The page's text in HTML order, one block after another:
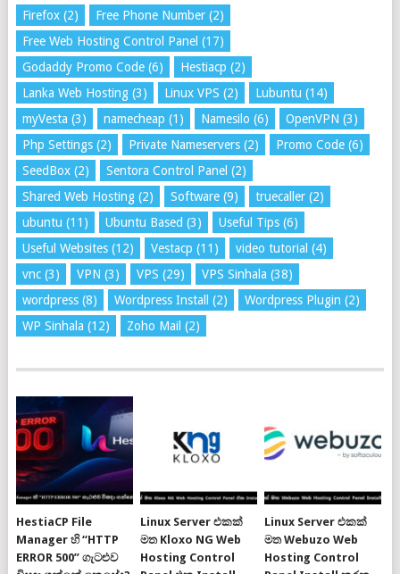
Firefox(2) Free Phone Number(2)
Free Web Hosting Control Panel (17)
Godaddy Promo Code(6) Hestiacp (2)
Lanka Web Hosting(3) Linux VPS (2) Lubuntu (14)
myVesta (3) namecheap (1) Namesilo (6) OpenVPN (3)
Php Settings(2) Private Nameservers(2) Promo Code(6)
SeedBox(2) Sentora Control Panel (2)
Shared Web Hosting(2) Software(9) truecaller(2)
ubuntu (11) Ubuntu Based (3) Useful Tips(6)
Useful Websites(12) Vestacp (11) video tutorial (4)
vnc(3) VPN (3) VPS (29) VPS Sinhala (38)
wordpress(8) Wordpress Install (2) Wordpress Plugin (2)
WP Sinhala (12) Zoho Mail (2)
HestiaCP File
Manager හි “HTTP
ERROR 500” ගැටළුව
Linux Server එකක්
මත Kloxo NG Web
Hosting Control
Linux Server එකක්
මත Webuzo Web
Hosting Control